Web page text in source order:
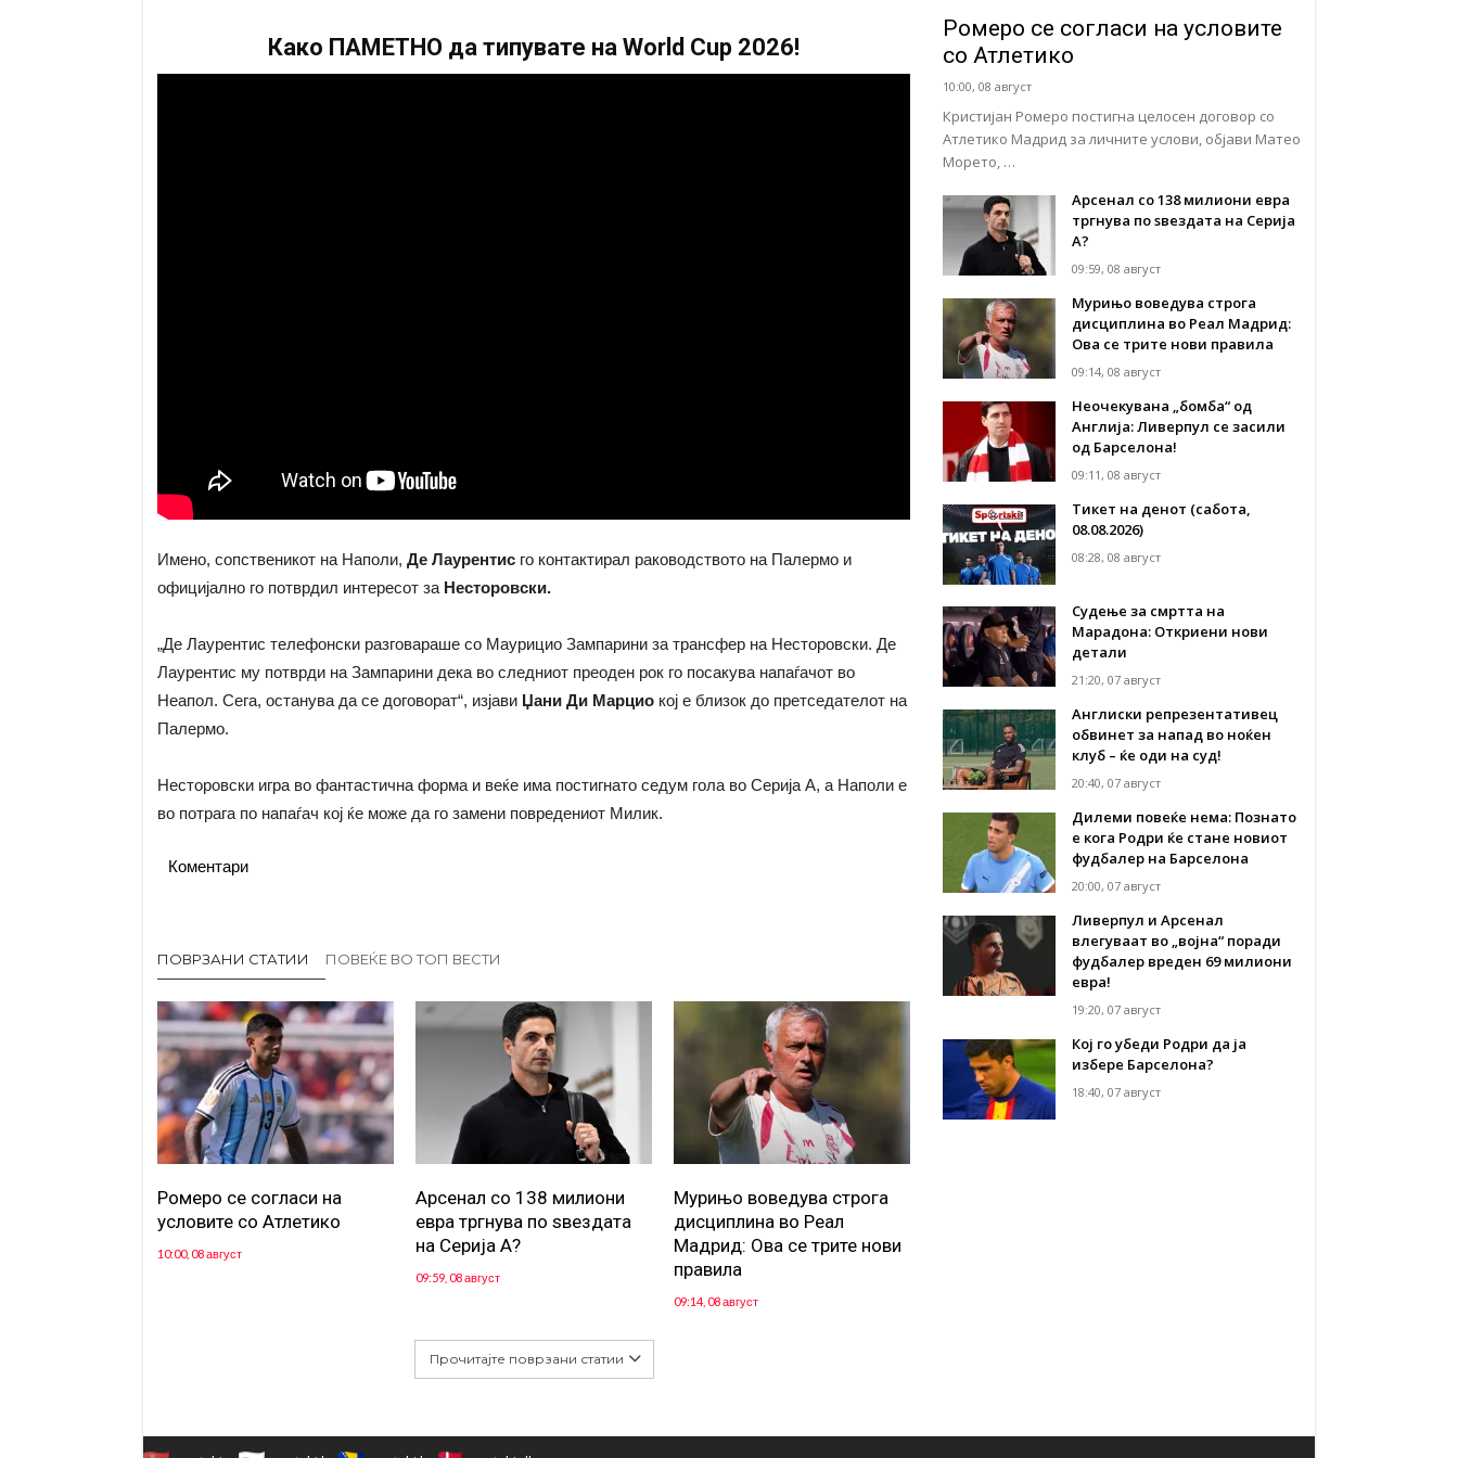
Како ПАМЕТНО да типувате на World Cup 2026!
Имено, сопственикот на Наполи, Де Лаурентисго контактирал раководството на Палермо и
официјално го потврдил интересот за Несторовски.
„Де Лаурентис телефонски разговараше со Маурицио Зампарини за трансфер на Несторовски. Де
Лаурентис му потврди на Зампарини дека во следниот преоден рок го посакува напаѓачот во
Неапол. Сега, останува да се договорат“, изјави Џани Ди Марциокој е близок до претседателот на
Палермо.
Несторовски игра во фантастична форма и веќе има постигнато седум гола во Серија А, а Наполи е
во потрага по напаѓач кој ќе може да го замени повредениот Милик.
Коментари
ПОВРЗАНИ СТАТИИ ПОВЕЌЕ ВО ТОП ВЕСТИ
Ромеро се согласи на
условите со Атлетико
10:00, 08 август
Арсенал со 138 милиони
евра тргнува по ѕвездата
на Серија А?
09:59, 08 август
Мурињо воведува строга
дисциплина во Реал
Мадрид: Ова се трите нови
правила
09:14, 08 август
Прочитајте поврзани статии
Ромеро се согласи на условите
со Атлетико
10:00, 08 август
Кристијан Ромеро постигна целосен договор со
Атлетико Мадрид за личните услови, објави Матео
Морето, …
Арсенал со 138 милиони евра
тргнува по ѕвездата на Серија
А?
09:59, 08 август
Мурињо воведува строга
дисциплина во Реал Мадрид:
Ова се трите нови правила
09:14, 08 август
Неочекувана „бомба“ од
Англија: Ливерпул се засили
од Барселона!
09:11, 08 август
Тикет на денот (сабота,
08.08.2026)
08:28, 08 август
Судење за смртта на
Марадона: Откриени нови
детали
21:20, 07 август
Англиски репрезентативец
обвинет за напад во ноќен
клуб – ќе оди на суд!
20:40, 07 август
Дилеми повеќе нема: Познато
е кога Родри ќе стане новиот
фудбалер на Барселона
20:00, 07 август
Ливерпул и Арсенал
влегуваат во „војна“ поради
фудбалер вреден 69 милиони
евра!
19:20, 07 август
Кој го убеди Родри да ја
избере Барселона?
18:40, 07 август